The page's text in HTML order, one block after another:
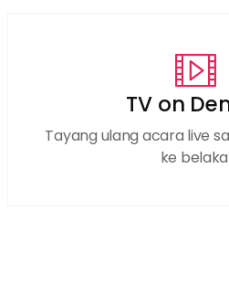
TV on
Tayang ulang acara live
ke